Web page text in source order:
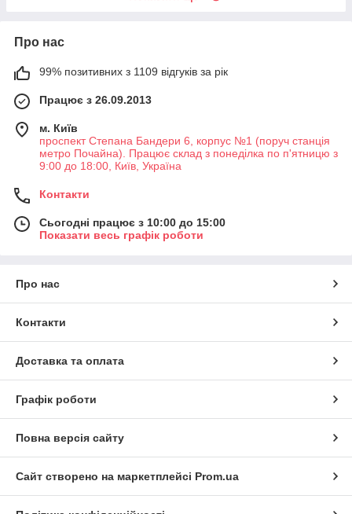
Про нас
99% позитивних з 1109 відгуків за рік
Працює з 26.09.2013
м. Київ
проспект Степана Бандери 6, корпус №1 (поруч станція
метро Почайна). Працює склад з понеділка по п'ятницю з
9:00 до 18:00, Київ, Україна
Контакти
Сьогодні працює з 10:00 до 15:00
Показати весь графік роботи
Про нас
Контакти
Доставка та оплата
Графік роботи
Повна версія сайту
Сайт створено на маркетплейсі Prom.ua